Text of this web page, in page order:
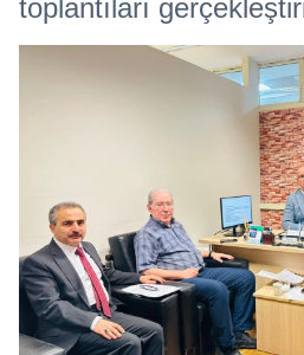
toplantıları